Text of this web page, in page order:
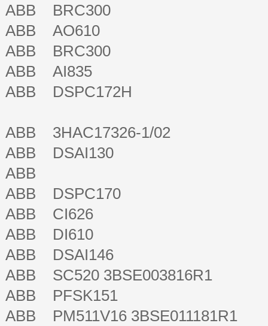
ABB BRC300
ABB AO610
ABB BRC300
ABB AI835
ABB DSPC172H
ABB 3HAC17326-1/02
ABB DSAI130
ABB
ABB DSPC170
ABB CI626
ABB DI610
ABB DSAI146
ABB SC520 3BSE003816R1
ABB PFSK151
ABB PM511V16 3BSE011181R1